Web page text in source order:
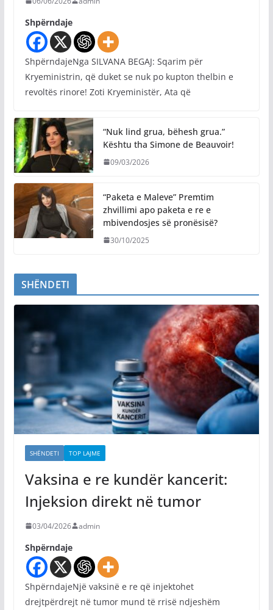
Shpërndaje
ShpërndajeNga SILVANA BEGAJ: Sqarim për
Kryeministrin, që duket se nuk po kupton thelbin e
revoltës rinore! Zoti Kryeministër, Ata që
“Nuk lind grua, bëhesh grua.”
Kështu tha Simone de Beauvoir!
09/03/2026
“Paketa e Maleve” Premtim
zhvillimi apo paketa e re e
mbivendosjes së pronësisë?
30/10/2025
SHËNDETI
SHËNDETI TOP LAJME
Vaksina e re kundër kancerit:
Injeksion direkt në tumor
03/04/2026 admin
Shpërndaje
ShpërndajeNjë vaksinë e re që injektohet
drejtpërdrejt në tumor mund të rrisë ndjeshëm